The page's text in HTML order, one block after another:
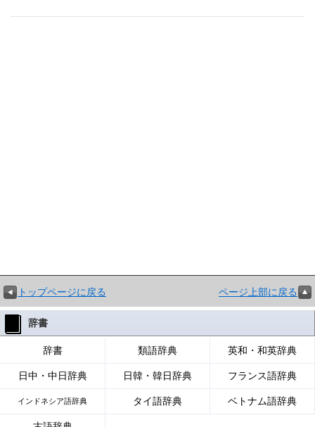
トップページに戻る ページ上部に戻る
辞書
辞書 類語辞典 英和・和英辞典
日中・中日辞典 日韓・韓日辞典 フランス語辞典
インドネシア語辞典 タイ語辞典 ベトナム語辞典